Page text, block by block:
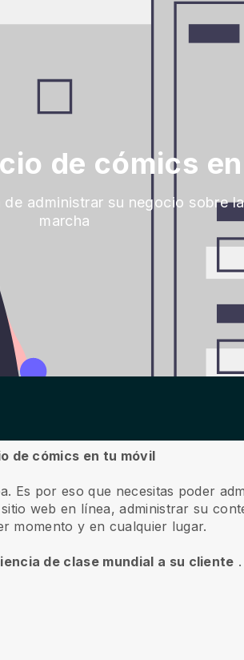
de cómics
de administrar su negocio sobre la
marcha
de cómics en tu móvil
Es por eso que necesitas poder
web en línea, administrar su
momento y en cualquier lugar.
de clase mundial a su cliente .